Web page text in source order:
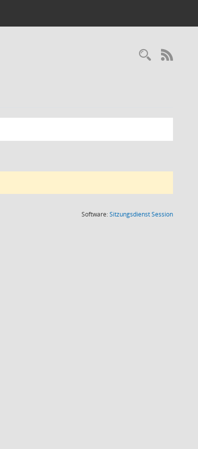
Software:SitzungsdienstSession(Wird in